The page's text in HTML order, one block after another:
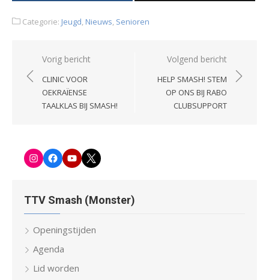
Categorie: Jeugd, Nieuws, Senioren
Bericht
navigatie
Vorig bericht
CLINIC VOOR
OEKRAÏENSE
TAALKLAS BIJ SMASH!
Volgend bericht
HELP SMASH! STEM
OP ONS BIJ RABO
CLUBSUPPORT
InstagramFacebook-
pagina
YoutubeTwitter
TTV Smash (Monster)
Openingstijden
Agenda
Lid worden